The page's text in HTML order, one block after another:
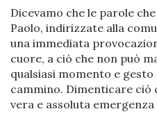
Dicevamo che le parole
Paolo, indirizzate alla
una immediata
cuore, a ciò che non può
qualsiasi momento e
cammino. Dimenticare ciò
vera e assoluta